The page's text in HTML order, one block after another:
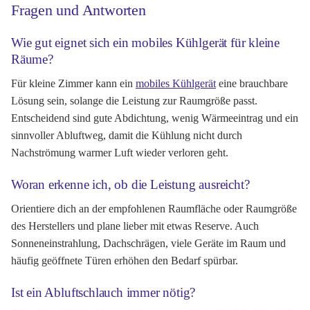
Fragen und Antworten
Wie gut eignet sich ein mobiles Kühlgerät für kleine
Räume?
Für kleine Zimmer kann ein mobiles Kühlgerät eine brauchbare
Lösung sein, solange die Leistung zur Raumgröße passt.
Entscheidend sind gute Abdichtung, wenig Wärmeeintrag und ein
sinnvoller Abluftweg, damit die Kühlung nicht durch
Nachströmung warmer Luft wieder verloren geht.
Woran erkenne ich, ob die Leistung ausreicht?
Orientiere dich an der empfohlenen Raumfläche oder Raumgröße
des Herstellers und plane lieber mit etwas Reserve. Auch
Sonneneinstrahlung, Dachschrägen, viele Geräte im Raum und
häufig geöffnete Türen erhöhen den Bedarf spürbar.
Ist ein Abluftschlauch immer nötig?